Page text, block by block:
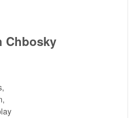
Chbosky